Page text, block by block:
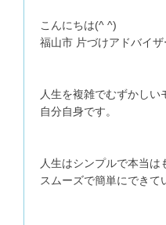
こんにちは(^ ^)
福山市 片づけアドバイ
人生を複雑でむずかしい
自分自身です。
人生はシンプルで本当は
スムーズで簡単にでき